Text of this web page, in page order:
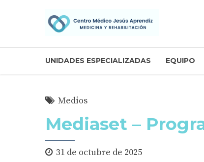
UNIDADES ESPECIALIZADAS EQUIPO
Medios
Mediaset –
31 de octubre de 2025